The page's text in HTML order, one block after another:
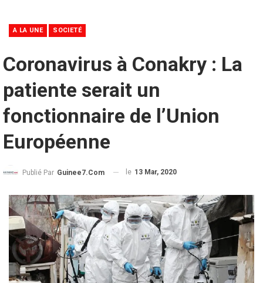
A LA UNE SOCIETÉ
Coronavirus à Conakry : La
patiente serait un
fonctionnaire de l’Union
Européenne
Publié Par Guinee7.com le 13 Mar, 2020